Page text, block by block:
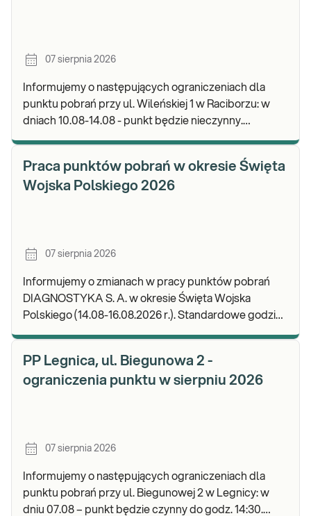
07 sierpnia 2026
Informujemy o następujących ograniczeniach dla
punktu pobrań przy ul. Wileńskiej 1 w Raciborzu: w
dniach 10.08-14.08 - punkt będzie nieczynny.
Praca punktów pobrań w okresie Święta
Wojska Polskiego 2026
07 sierpnia 2026
Informujemy o zmianach w pracy punktów pobrań
DIAGNOSTYKA S. A. w okresie Święta Wojska
Polskiego (14.08-16.08.2026 r.). Standardowe godziny
PP Legnica, ul. Biegunowa 2 -
ograniczenia punktu w sierpniu 2026
07 sierpnia 2026
Informujemy o następujących ograniczeniach dla
punktu pobrań przy ul. Biegunowej 2 w Legnicy: w
dniu 07.08 – punkt będzie czynny do godz. 14:30.